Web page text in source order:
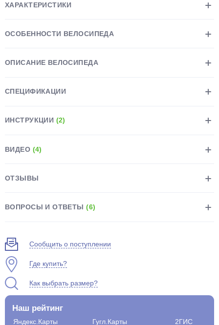
ХАРАКТЕРИСТИКИ
ОСОБЕННОСТИ ВЕЛОСИПЕДА
ОПИСАНИЕ ВЕЛОСИПЕДА
СПЕЦИФИКАЦИИ
ИНСТРУКЦИИ (2)
ВИДЕО (4)
ОТЗЫВЫ
ВОПРОСЫ И ОТВЕТЫ(6)
Сообщить о поступлении
Где купить?
Как выбрать размер?
Наш рейтинг
Яндекс.Карты
Гугл.Карты
2ГИС